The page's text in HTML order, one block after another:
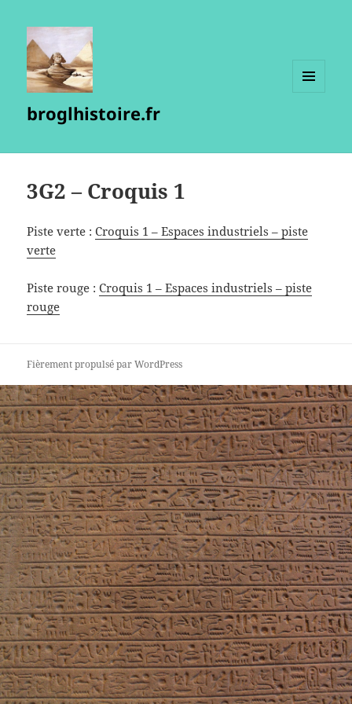
broglhistoire.fr
3G2 – Croquis 1
Piste verte :Croquis 1 – Espaces industriels – piste
verte
Piste rouge :Croquis 1 – Espaces industriels – piste
rouge
Fièrement propulsé par WordPress